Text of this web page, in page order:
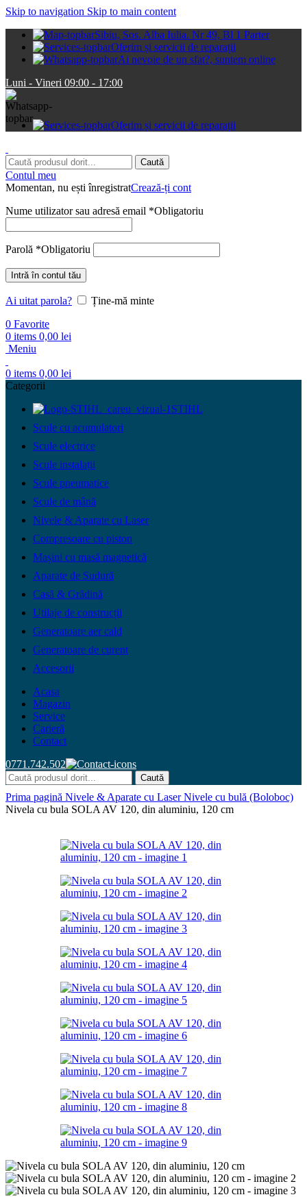
Skip to navigation Skip to main content
Sibiu, Sos. Alba Iulia. Nr 49, Bl 1 Parter
Oferim și servicii de reparații
Ai nevoie de un sfat?, suntem online
Luni - Vineri 09:00 - 17:00
Oferim și servicii de reparații
Caută
Contul meu
Momentan, nu ești înregistratCrează-ți cont
Nume utilizator sau adresă email *Obligatoriu
Parolă *Obligatoriu
Intră în contul tău
Ai uitat parola?
Ține-mă minte
0 Favorite
0 items 0,00 lei
Meniu
0 items 0,00 lei
Categorii
STIHL
Scule cu acumulatori
Scule electrice
Scule instalații
Scule pneumatice
Scule de mână
Nivele & Aparate cu Laser
Compresoare cu piston
Mașini cu masă magnetică
Aparate de Sudură
Casă & Grădină
Utilaje de construcții
Generatoare aer cald
Generatoare de curent
Accesorii
Acasa
Magazin
Service
Carieră
Contact
0771.742.502
Caută
Prima pagină Nivele & Aparate cu LaserNivele cu bulă (Boloboc)
Nivela cu bula SOLA AV 120, din aluminiu, 120 cm